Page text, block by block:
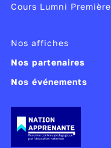
Cours Lumni Première
Nos affiches
Nos partenaires
Nos événements